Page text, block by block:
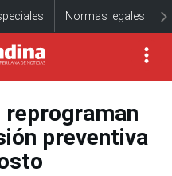
Normas legales
preventiva